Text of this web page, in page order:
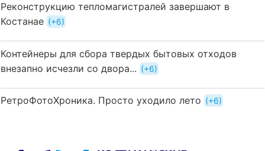
Реконструкцию тепломагистралей завершают в
Костанае
+6
Контейнеры для сбора твердых бытовых отходов
внезапно исчезли со двора...
+6
РетроФотоХроника. Просто уходило лето +6